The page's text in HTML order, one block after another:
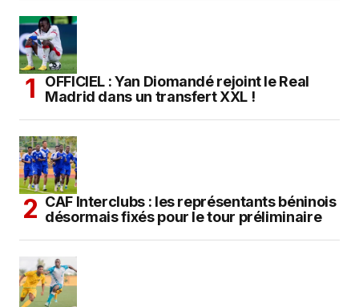
OFFICIEL : Yan Diomandé rejoint le Real
Madrid dans un transfert XXL !
CAF Interclubs : les représentants béninois
désormais fixés pour le tour préliminaire